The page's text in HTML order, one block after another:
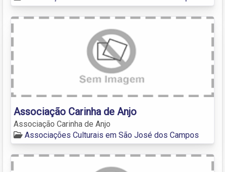
Associação Carinha de Anjo
Associação Carinha de Anjo
Associações Culturais em São José dos Campos